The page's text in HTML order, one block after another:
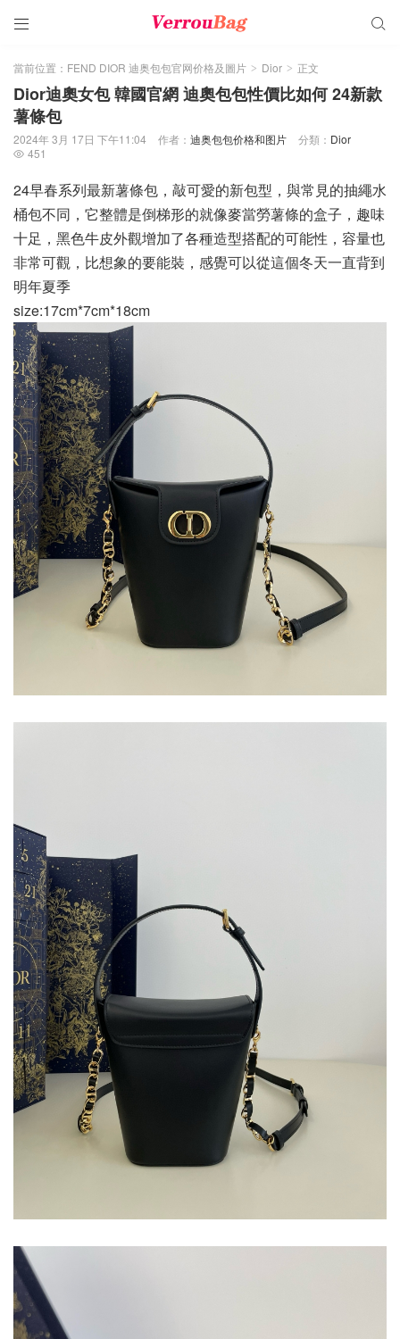
 
當前位置： FEND DIOR 迪奥包包官网价格及圖片 > Dior > 正文
Dior迪奧女包 韓國官網 迪奧包包性價比如何 24新款
薯條包
2024年 3月 17日 下午11:04 作者： 迪奥包包价格和图片 分類： Dior
 451
24早春系列最新薯條包，敲可愛的新包型，與常見的抽繩水
桶包不同，它整體是倒梯形的就像麥當勞薯條的盒子，趣味
十足，黑色牛皮外觀增加了各種造型搭配的可能性，容量也
非常可觀，比想象的要能裝，感覺可以從這個冬天一直背到
明年夏季
size:17cm*7cm*18cm